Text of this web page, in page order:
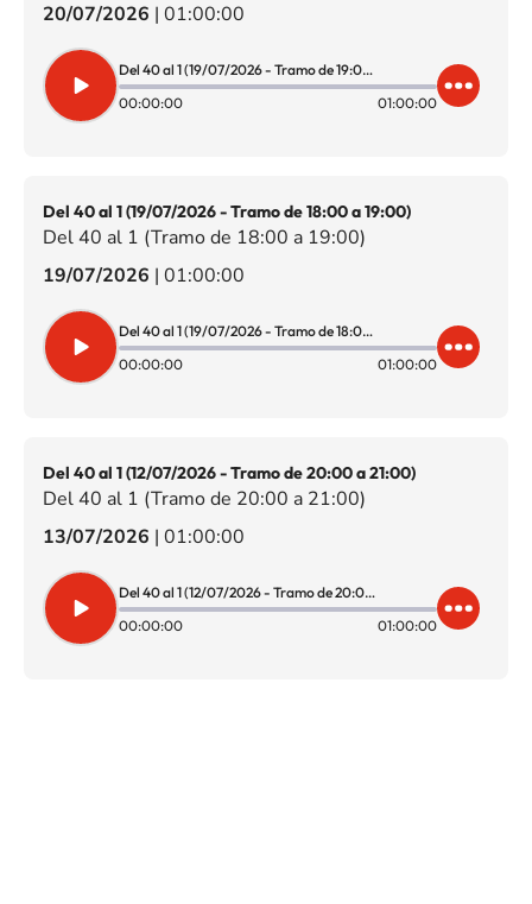
20/07/2026 | 01:00:00
Del 40 al 1 (19/07/2026 - Tramo de 19:00 a 20:00)
00:00:00
01:00:00
Del 40 al 1 (19/07/2026 - Tramo de 18:00 a 19:00)
Del 40 al 1 (Tramo de 18:00 a 19:00)
19/07/2026 | 01:00:00
Del 40 al 1 (19/07/2026 - Tramo de 18:00 a 19:00)
00:00:00
01:00:00
Del 40 al 1 (12/07/2026 - Tramo de 20:00 a 21:00)
Del 40 al 1 (Tramo de 20:00 a 21:00)
13/07/2026 | 01:00:00
Del 40 al 1 (12/07/2026 - Tramo de 20:00 a 21:00)
00:00:00
01:00:00